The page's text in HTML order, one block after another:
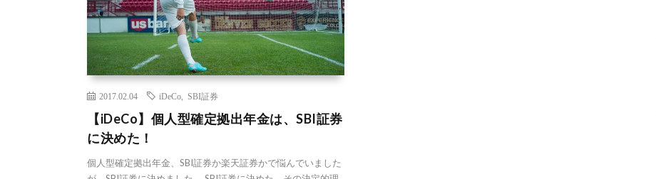
2017.02.04 iDeCo SBI証券
【iDeCo】個人型確定拠出年金は、SBI証券
に決めた！
個人型確定拠出年金、SBI証券か楽天証券かで悩んでいました